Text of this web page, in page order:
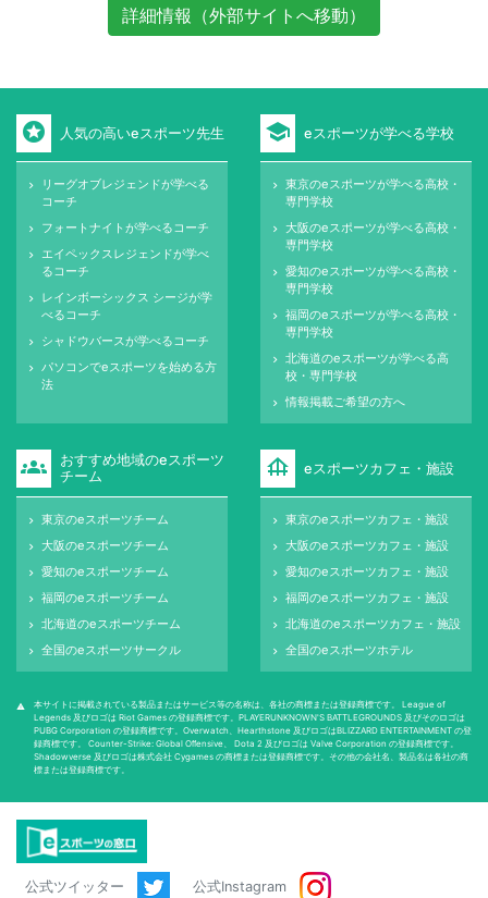
詳細情報（外部サイトへ移動）
stars 人気の高いeスポーツ先生
keyboard_arrow_right
リーグオブレジェンドが学べる
コーチ
keyboard_arrow_right フォートナイトが学べるコーチ
keyboard_arrow_right
エイペックスレジェンドが学べ
るコーチ
keyboard_arrow_right
レインボーシックス シージが学
べるコーチ
keyboard_arrow_right シャドウバースが学べるコーチ
keyboard_arrow_right
パソコンでeスポーツを始める方
法
school eスポーツが学べる学校
keyboard_arrow_right
東京のeスポーツが学べる高校・
専門学校
keyboard_arrow_right
大阪のeスポーツが学べる高校・
専門学校
keyboard_arrow_right
愛知のeスポーツが学べる高校・
専門学校
keyboard_arrow_right
福岡のeスポーツが学べる高校・
専門学校
keyboard_arrow_right
北海道のeスポーツが学べる高
校・専門学校
keyboard_arrow_right 情報掲載ご希望の方へ
groups
おすすめ地域のeスポーツ
チーム
keyboard_arrow_right 東京のeスポーツチーム
keyboard_arrow_right 大阪のeスポーツチーム
keyboard_arrow_right 愛知のeスポーツチーム
keyboard_arrow_right 福岡のeスポーツチーム
keyboard_arrow_right 北海道のeスポーツチーム
keyboard_arrow_right 全国のeスポーツサークル
foundation eスポーツカフェ・施設
keyboard_arrow_right 東京のeスポーツカフェ・施設
keyboard_arrow_right 大阪のeスポーツカフェ・施設
keyboard_arrow_right 愛知のeスポーツカフェ・施設
keyboard_arrow_right 福岡のeスポーツカフェ・施設
keyboard_arrow_right 北海道のeスポーツカフェ・施設
keyboard_arrow_right 全国のeスポーツホテル
warning
本サイトに掲載されている製品またはサービス等の名称は、各社の商標または登録商標です。 League of
Legends 及びロゴは Riot Games の登録商標です。PLAYERUNKNOWN'S BATTLEGROUNDS 及びそのロゴは
PUBG Corporation の登録商標です。Overwatch、Hearthstone 及びロゴはBLIZZARD ENTERTAINMENT の登
録商標です。 Counter-Strike: Global Oﬀensive、 Dota 2 及びロゴは Valve Corporation の登録商標です。
Shadowverse 及びロゴは株式会社 Cygames の商標または登録商標です。その他の会社名、製品名は各社の商
標または登録商標です。
公式ツイッター 公式Instagram